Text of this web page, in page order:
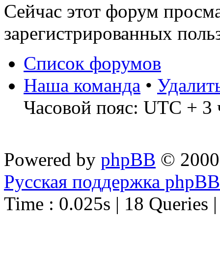
Сейчас этот форум
зарегистрированных
Список форумов
Наша команда •
Часовой пояс: UTC + 3
Powered by phpBB ©
Русская поддержка phpBB
Time : 0.025s | 18 Queries